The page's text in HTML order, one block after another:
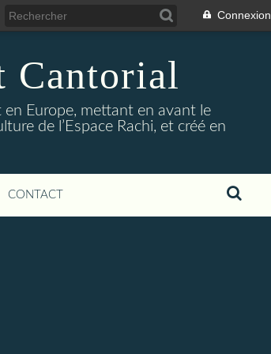
Connexion
Cantorial
Europe, mettant en avant le
de l’Espace Rachi, et créé en
CONTACT